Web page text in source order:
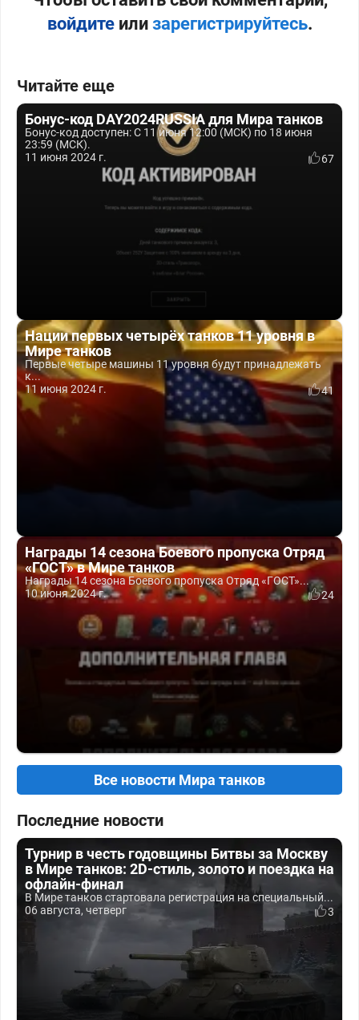
войдитеили зарегистрируйтесь.
Читайте еще
Бонус-код DAY2024RUSSIA для Мира танков
Бонус-код доступен: С 11 июня 12:00 (МСК) по 18 июня
23:59 (МСК).
11 июня 2024 г.
67
Нации первых четырёх танков 11 уровня в
Мире танков
Первые четыре машины 11 уровня будут принадлежать
к...
11 июня 2024 г.
41
Награды 14 сезона Боевого пропуска Отряд
«ГОСТ» в Мире танков
Награды 14 сезона Боевого пропуска Отряд «ГОСТ»...
10 июня 2024 г.
24
Все новости Мира танков
Последние новости
Турнир в честь годовщины Битвы за Москву
в Мире танков: 2D-стиль, золото и поездка на
офлайн-финал
В Мире танков стартовала регистрация на специальный...
06 августа, четверг
3